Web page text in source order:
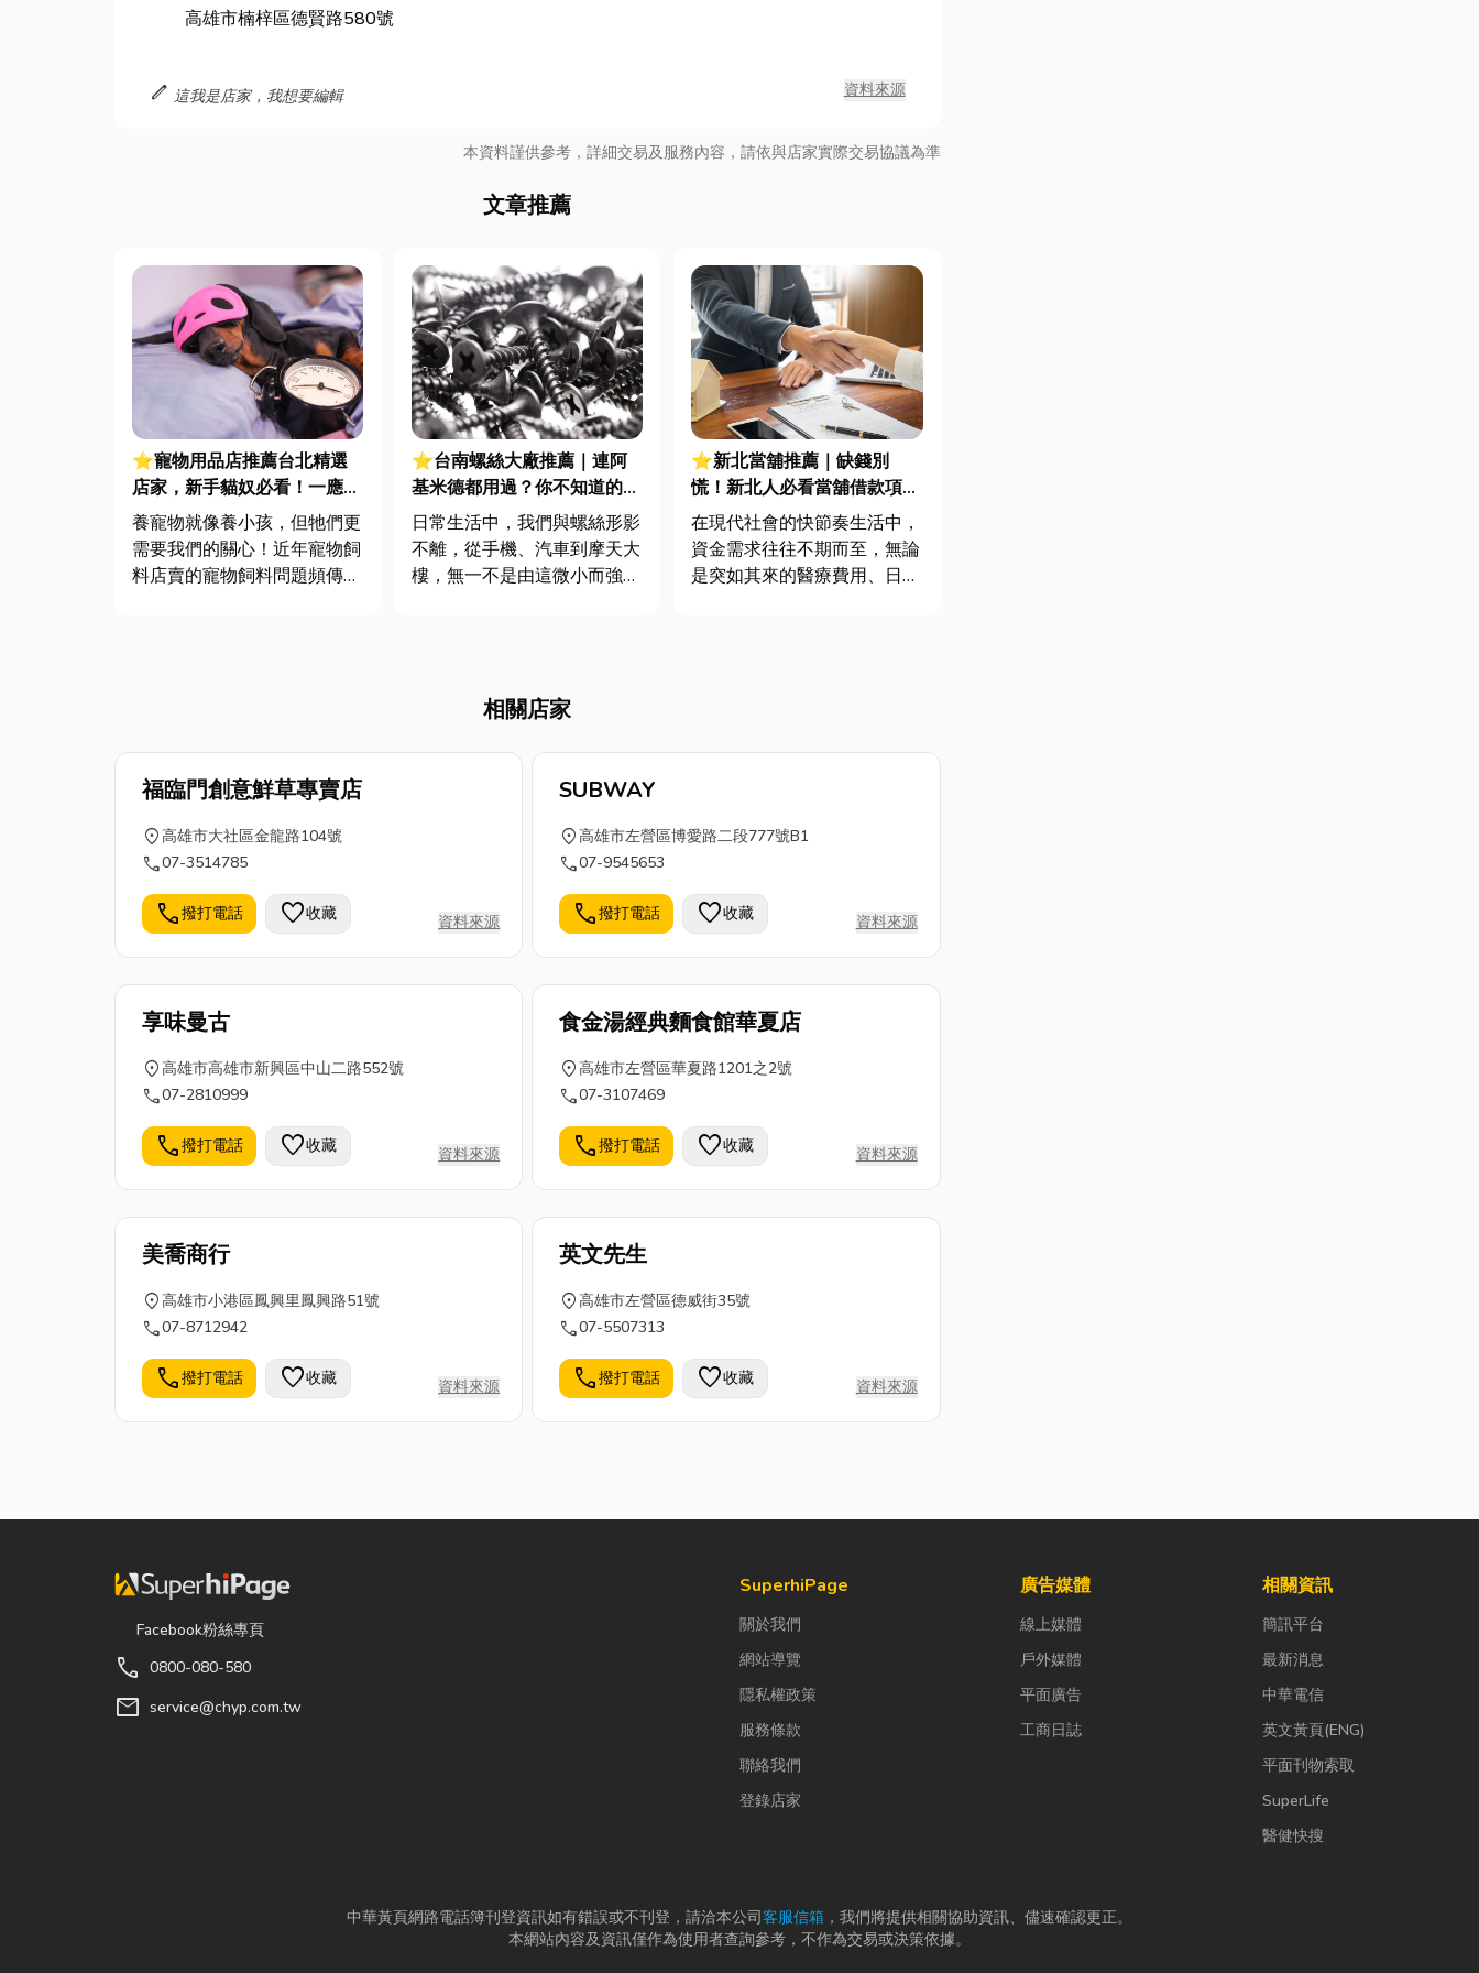
高雄市楠梓區德賢路580號
edit 這我是店家，我想要編輯 資料來源
本資料謹供參考，詳細交易及服務內容，請依與店家實際交易協議為準
文章推薦
⭐寵物用品店推薦台北精選
店家，新手貓奴必看！一應俱
全的貓用品推薦懶人包
養寵物就像養小孩，但牠們更
需要我們的關心！近年寵物飼
料店賣的寵物飼料問題頻傳，
心！ ...
⭐台南螺絲大廠推薦｜連阿
基米德都用過？你不知道的6
個螺絲冷知識都在這
日常生活中，我們與螺絲形影
不離，從手機、汽車到摩天大
樓，無一不是由這微小而強大
有關螺絲的冷知識，文末還會
解更多...
⭐新北當舖推薦｜缺錢別
慌！新北人必看當舖借款項目
全攻略
在現代社會的快節奏生活中，
資金需求往往不期而至，無論
是突如其來的醫療費用、日常
捷、快速...
相關店家
福臨門創意鮮草專賣店
location_on高雄市大社區金龍路104號
call07-3514785
call撥打電話 favorite收藏 資料來源
SUBWAY
location_on高雄市左營區博愛路二段777號B1
call07-9545653
call撥打電話 favorite收藏 資料來源
享味曼古
location_on高雄市高雄市新興區中山二路552號
call07-2810999
call撥打電話 favorite收藏 資料來源
食金湯經典麵食館華夏店
location_on高雄市左營區華夏路1201之2號
call07-3107469
call撥打電話 favorite收藏 資料來源
美喬商行
location_on高雄市小港區鳳興里鳳興路51號
call07-8712942
call撥打電話 favorite收藏 資料來源
英文先生
location_on高雄市左營區德威街35號
call07-5507313
call撥打電話 favorite收藏 資料來源
Facebook粉絲專頁
call 0800-080-580
mail service@chyp.com.tw
SuperhiPage
關於我們
網站導覽
隱私權政策
服務條款
聯絡我們
登錄店家
廣告媒體
線上媒體
戶外媒體
平面廣告
工商日誌
相關資訊
簡訊平台
最新消息
中華電信
英文黃頁(ENG)
平面刊物索取
SuperLife
醫健快搜
中華黃頁網路電話簿刊登資訊如有錯誤或不刊登，請洽本公司客服信箱 ，我們將提供相關協助資訊、儘速確認更正。
本網站內容及資訊僅作為使用者查詢參考，不作為交易或決策依據。